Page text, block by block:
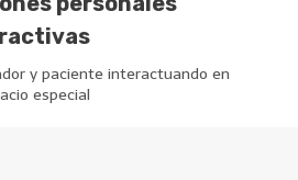
y paciente interactuando en
especial